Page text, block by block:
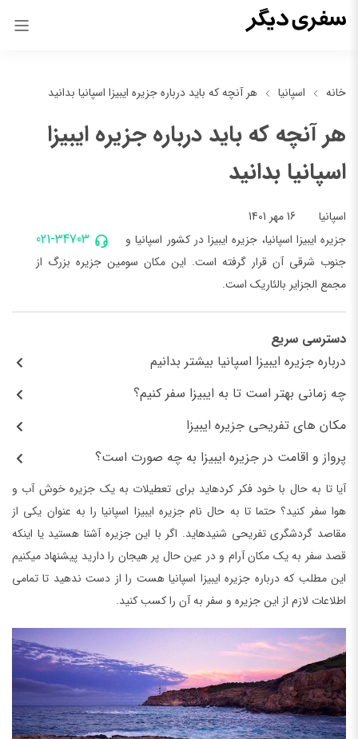
خانه اسپانیا هر آنچه که باید درباره جزیره ایبیزا اسپانیا بدانید
هر آنچه که باید درباره جزیره ایبیزا
اسپانیا بدانید
اسپانیا 16 مهر 1401
021-34703
جزیره ایبیزا اسپانیا، جزیره ایبیزا در کشور اسپانیا و
جنوب شرقی آن قرار گرفته است. این مکان سومین جزیره بزرگ از
مجمع الجزایر بالئاریک است‌‌.
دسترسی سریع
درباره جزیره ایبیزا اسپانیا بیشتر بدانیم
چه زمانی بهتر است تا به ایبیزا سفر کنیم؟
مکان‌ های تفریحی جزیره ایبیزا
پرواز و اقامت در جزیره ایبیزا به چه صورت است؟
آیا تا به حال با خود فکر کرده‏اید برای تعطیلات به یک جزیره خوش آب و
هوا سفر کنید؟ حتما تا به حال نام جزیره ایبیزا اسپانیا را به عنوان یکی از
مقاصد گردشگری تفریحی شنیده‎اید. اگر با این جزیره آشنا هستید یا اینکه
قصد سفر به یک مکان آرام و در عین حال پر هیجان را دارید پیشنهاد می‏کنیم
این مطلب که درباره جزیره ایبیزا اسپانیا هست را از دست ندهید تا تمامی
اطلاعات لازم از این جزیره و سفر به آن را کسب کنید.